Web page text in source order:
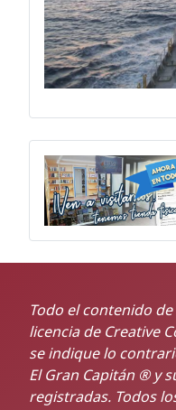
Todo el contenido
licencia de Creative
se indique lo
El Gran Capitán ® y
registradas. Todos